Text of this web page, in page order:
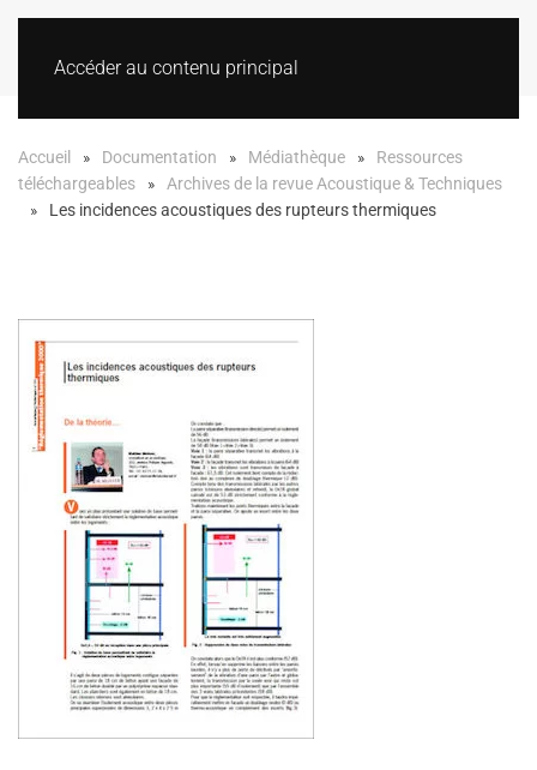
Accéder au contenu principal
Accueil Documentation Médiathèque
Ressources
téléchargeables
Archives de la revue Acoustique & Techniques
Les incidences acoustiques des rupteurs thermiques